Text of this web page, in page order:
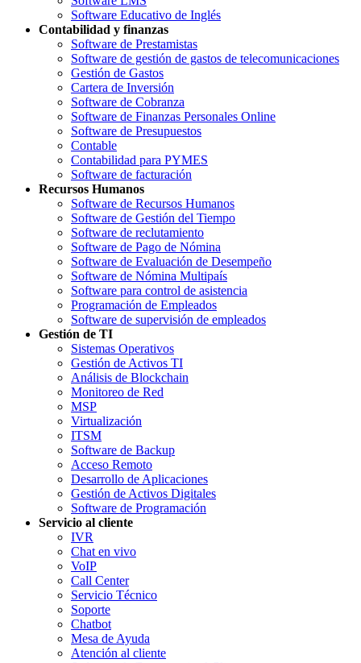
Software Educativo de Inglés
Contabilidad y finanzas
Software de Prestamistas
Software de gestión de gastos de telecomunicaciones
Gestión de Gastos
Cartera de Inversión
Software de Cobranza
Software de Finanzas Personales Online
Software de Presupuestos
Contable
Contabilidad para PYMES
Software de facturación
Recursos Humanos
Software de Recursos Humanos
Software de Gestión del Tiempo
Software de reclutamiento
Software de Pago de Nómina
Software de Evaluación de Desempeño
Software de Nómina Multipaís
Software para control de asistencia
Programación de Empleados
Software de supervisión de empleados
Gestión de TI
Sistemas Operativos
Gestión de Activos TI
Análisis de Blockchain
Monitoreo de Red
MSP
Virtualización
ITSM
Software de Backup
Acceso Remoto
Desarrollo de Aplicaciones
Gestión de Activos Digitales
Software de Programación
Servicio al cliente
IVR
Chat en vivo
VoIP
Call Center
Servicio Técnico
Soporte
Chatbot
Mesa de Ayuda
Atención al cliente